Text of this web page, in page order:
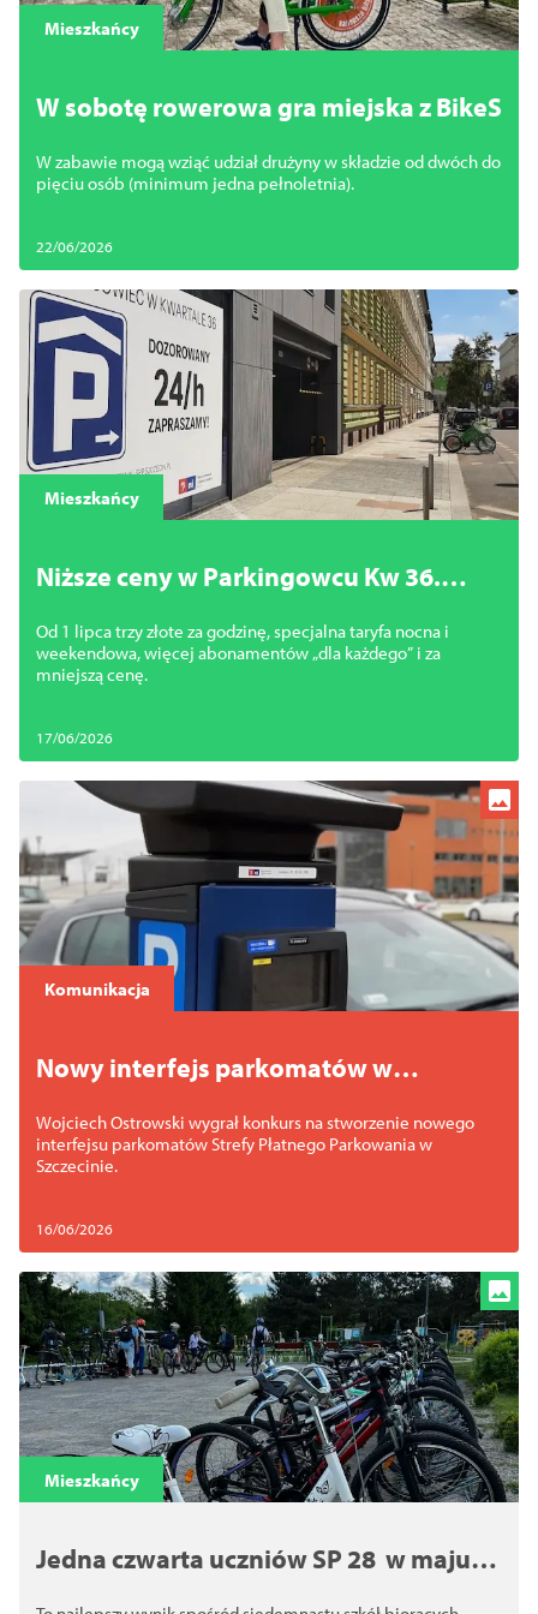
Mieszkańcy
W sobotę rowerowa gra miejska z BikeS
W zabawie mogą wziąć udział drużyny w składzie od dwóch do
pięciu osób (minimum jedna pełnoletnia).
22/06/2026
Mieszkańcy
Niższe ceny w Parkingowcu Kw 36.
Od 1 lipca trzy złote za godzinę, specjalna taryfa nocna i
weekendowa, więcej abonamentów „dla każdego” i za
mniejszą cenę.
17/06/2026
Komunikacja
Nowy interfejs parkomatów w
Wojciech Ostrowski wygrał konkurs na stworzenie nowego
interfejsu parkomatów Strefy Płatnego Parkowania w
Szczecinie.
16/06/2026
Mieszkańcy
Jedna czwarta uczniów SP 28 w maju